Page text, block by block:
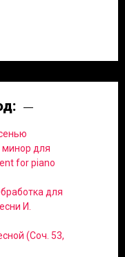
минор для
for piano
для
И.
(Соч. 53,